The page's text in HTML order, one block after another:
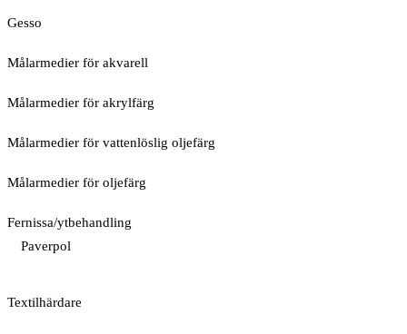
Gesso
Målarmedier för akvarell
Målarmedier för akrylfärg
Målarmedier för vattenlöslig oljefärg
Målarmedier för oljefärg
Fernissa/ytbehandling
Paverpol
Textilhärdare